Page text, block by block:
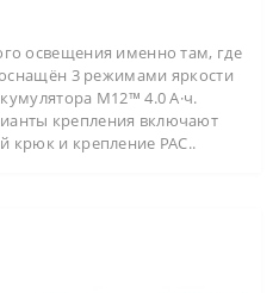
освещения именно там, где
3 режимами яркости
M12™ 4.0 А·ч.
крепления включают
и крепление PAC..